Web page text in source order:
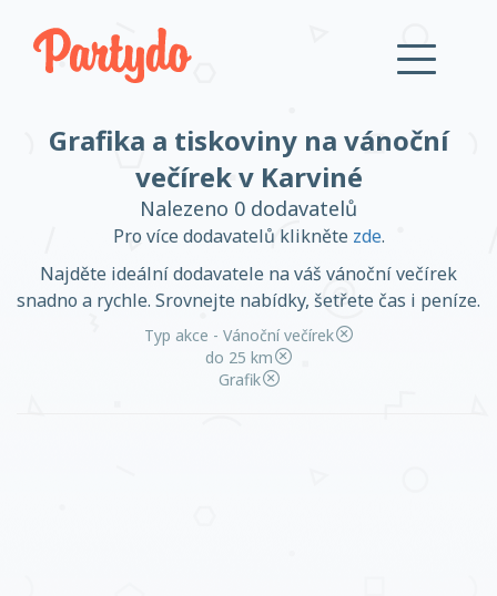
Založit účet
Přihlásit se
Založit účet
Grafika a tiskoviny na vánoční
večírek v Karviné
Nalezeno 0 dodavatelů
Pro více dodavatelů klikněte zde.
Najděte ideální dodavatele na váš vánoční večírek
snadno a rychle. Srovnejte nabídky, šetřete čas i peníze.
Typ akce - Vánoční večírek
do 25 km
Grafik